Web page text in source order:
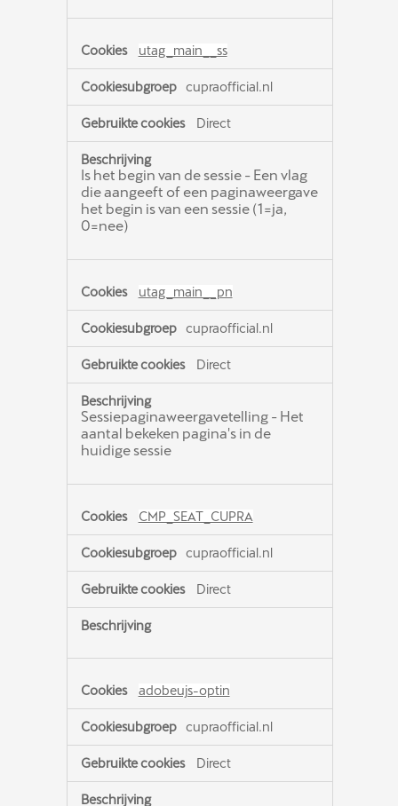
utag_main__ss
cupraofficial.nl
Direct
Is het begin van de sessie - Een vlag
die aangeeft of een paginaweergave
het begin is van een sessie (1=ja,
0=nee)
utag_main__pn
cupraofficial.nl
Direct
Sessiepaginaweergavetelling - Het
aantal bekeken pagina's in de
huidige sessie
CMP_SEAT_CUPRA
cupraofficial.nl
Direct
adobeujs-optin
cupraofficial.nl
Direct